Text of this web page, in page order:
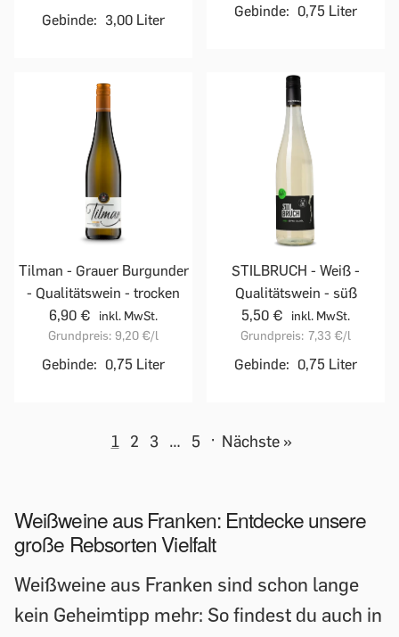
Gebinde: 3,00 Liter
Gebinde: 0,75 Liter
Tilman - Grauer Burgunder
- Qualitätswein - trocken
6,90 €
inkl. MwSt.
Grundpreis: 9,20 €/l
Gebinde: 0,75 Liter
STILBRUCH - Weiß -
Qualitätswein - süß
5,50 €
inkl. MwSt.
Grundpreis: 7,33 €/l
Gebinde: 0,75 Liter
1 2 3 … 5 · Nächste »
Weißweine aus Franken: Entdecke unsere
große Rebsorten Vielfalt
Weißweine aus Franken sind schon lange
kein Geheimtipp mehr: So findest du auch in